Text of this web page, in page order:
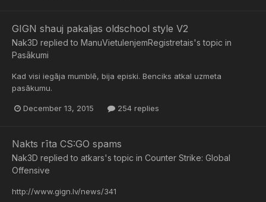
GIGN shauj pakaljas oldschool style V2
Nak3D replied to ManuVietuIenjemRegistretais's topic in
Pasākumi
Kad visi iegāja mumblē, bija episki. Benciks atkal uzmeta
pasākumu.
December 13, 2015 254 replies
Nakts rīta CS:GO spams
Nak3D replied to atkars's topic in Counter Strike: Global
Offensive
http://www.gign.lv/news/341